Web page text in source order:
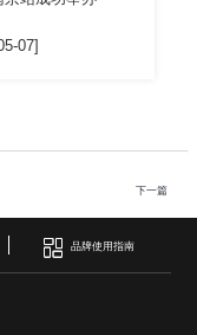
07]
下一篇
品牌使用指南